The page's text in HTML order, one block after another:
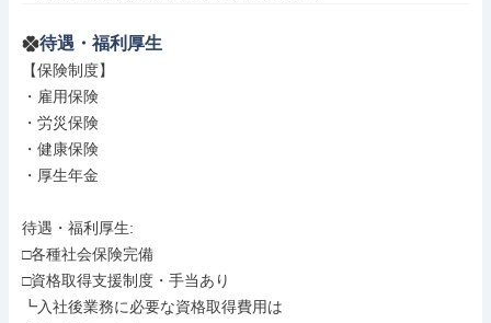
待遇・福利厚生
【保険制度】
・雇用保険
・労災保険
・健康保険
・厚生年金
待遇・福利厚生:
□各種社会保険完備
□資格取得支援制度・手当あり
┗入社後業務に必要な資格取得費用は